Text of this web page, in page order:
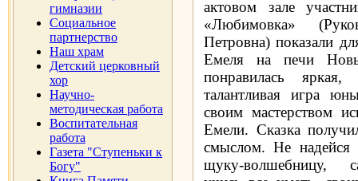
гимназии
Социальное
партнерство
Наш храм
Детский церковный
хор
Научно-
методическая работа
Воспитательная
работа
Газета "Ступеньки к
Богу"
актовом зале
«Любимовка»
Петровна) показали
Емеля на печи
понравилась
талантливая игра
своим мастерством
Емели. Сказка
смыслом.Не надейся
щуку-волшебницу,